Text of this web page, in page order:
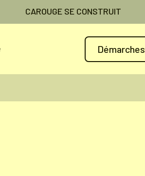
CAROUGE SE CONSTRUIT
Démarches